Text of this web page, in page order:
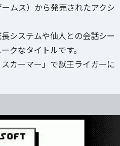
ムス）から発売されたアクシ
システムや仙人との会話シー
クなタイトルです。
カーマー」で獣王ライガーに